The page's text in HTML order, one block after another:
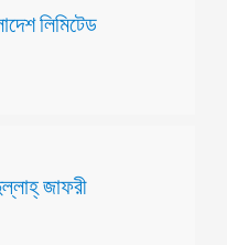
লিমিটেড
জাফরী